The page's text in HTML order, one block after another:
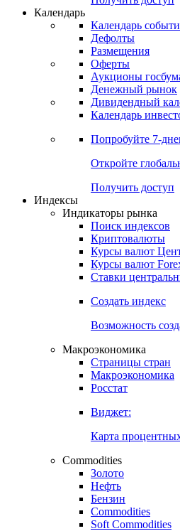
Календарь
Календарь
Дефолты
Размещения
Оферты
Аукционы
Денежный рынок
Дивидендный
Календарь
Попробуйте 7-
Откройте
Получить доступ
Индексы
Индикаторы рынка
Поиск индексов
Криптовалюты
Курсы валют
Курсы валют
Ставки
Создать индекс
Возможность
Макроэкономика
Страницы стран
Макроэкономика
Росстат
Виджет:
Карта
Commodities
Золото
Нефть
Бензин
Commodities
Soft Commodities